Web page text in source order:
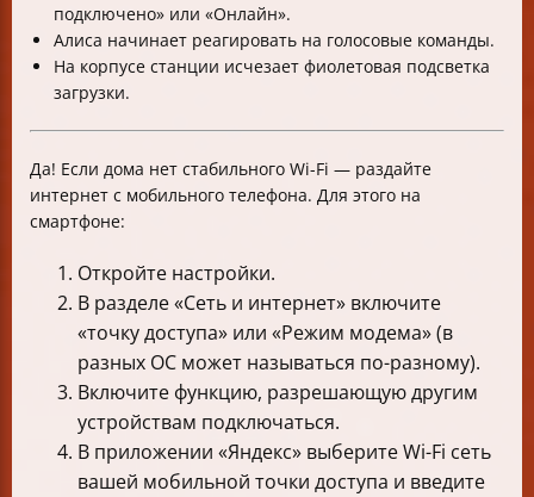
подключено» или «Онлайн».
Алиса начинает реагировать на голосовые команды.
На корпусе станции исчезает фиолетовая подсветка
загрузки.
Да! Если дома нет стабильного Wi-Fi — раздайте
интернет с мобильного телефона. Для этого на
смартфоне:
Откройте настройки.
В разделе «Сеть и интернет» включите
«точку доступа» или «Режим модема» (в
разных ОС может называться по-разному).
Включите функцию, разрешающую другим
устройствам подключаться.
В приложении «Яндекс» выберите Wi-Fi сеть
вашей мобильной точки доступа и введите